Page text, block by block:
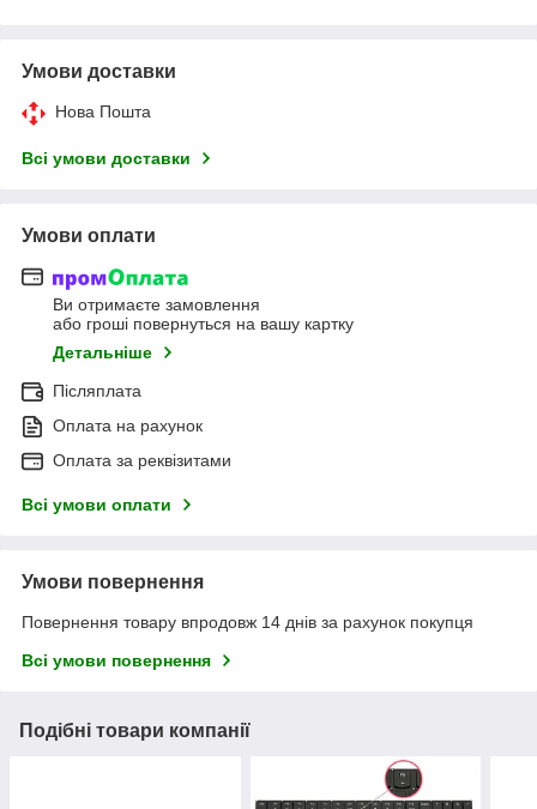
Умови доставки
Нова Пошта
Всі умови доставки
Умови оплати
Ви отримаєте замовлення
або гроші повернуться на вашу картку
Детальніше
Післяплата
Оплата на рахунок
Оплата за реквізитами
Всі умови оплати
Умови повернення
Повернення товару впродовж 14 днів за рахунок покупця
Всі умови повернення
Подібні товари компанії